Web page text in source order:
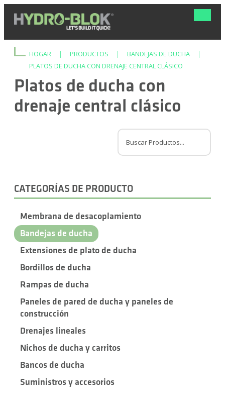
HOGAR | PRODUCTOS | BANDEJAS DE DUCHA
|
PLATOS DE DUCHA CON DRENAJE CENTRAL CLÁSICO
Platos de ducha con
drenaje central clásico
CATEGORÍAS DE PRODUCTO
Membrana de desacoplamiento
Bandejas de ducha
Extensiones de plato de ducha
Bordillos de ducha
Rampas de ducha
Paneles de pared de ducha y paneles de
construcción
Drenajes lineales
Nichos de ducha y carritos
Bancos de ducha
Suministros y accesorios